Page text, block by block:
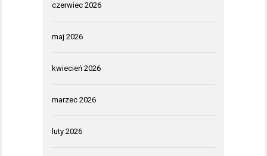
czerwiec 2026
maj 2026
kwiecień 2026
marzec 2026
luty 2026